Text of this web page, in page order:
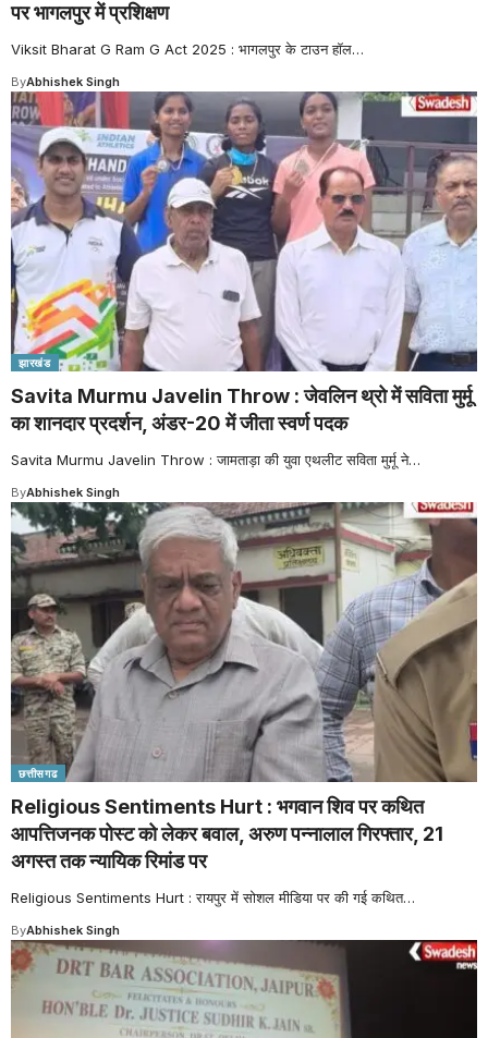
पर भागलपुर में प्रशिक्षण
Viksit Bharat G Ram G Act 2025 : भागलपुर के टाउन हॉल…
ByAbhishek Singh
झारखंड
Savita Murmu Javelin Throw : जेवलिन थ्रो में सविता मुर्मू
का शानदार प्रदर्शन, अंडर-20 में जीता स्वर्ण पदक
Savita Murmu Javelin Throw : जामताड़ा की युवा एथलीट सविता मुर्मू ने…
ByAbhishek Singh
छत्तीसगढ
Religious Sentiments Hurt : भगवान शिव पर कथित
आपत्तिजनक पोस्ट को लेकर बवाल, अरुण पन्नालाल गिरफ्तार, 21
अगस्त तक न्यायिक रिमांड पर
Religious Sentiments Hurt : रायपुर में सोशल मीडिया पर की गई कथित…
ByAbhishek Singh